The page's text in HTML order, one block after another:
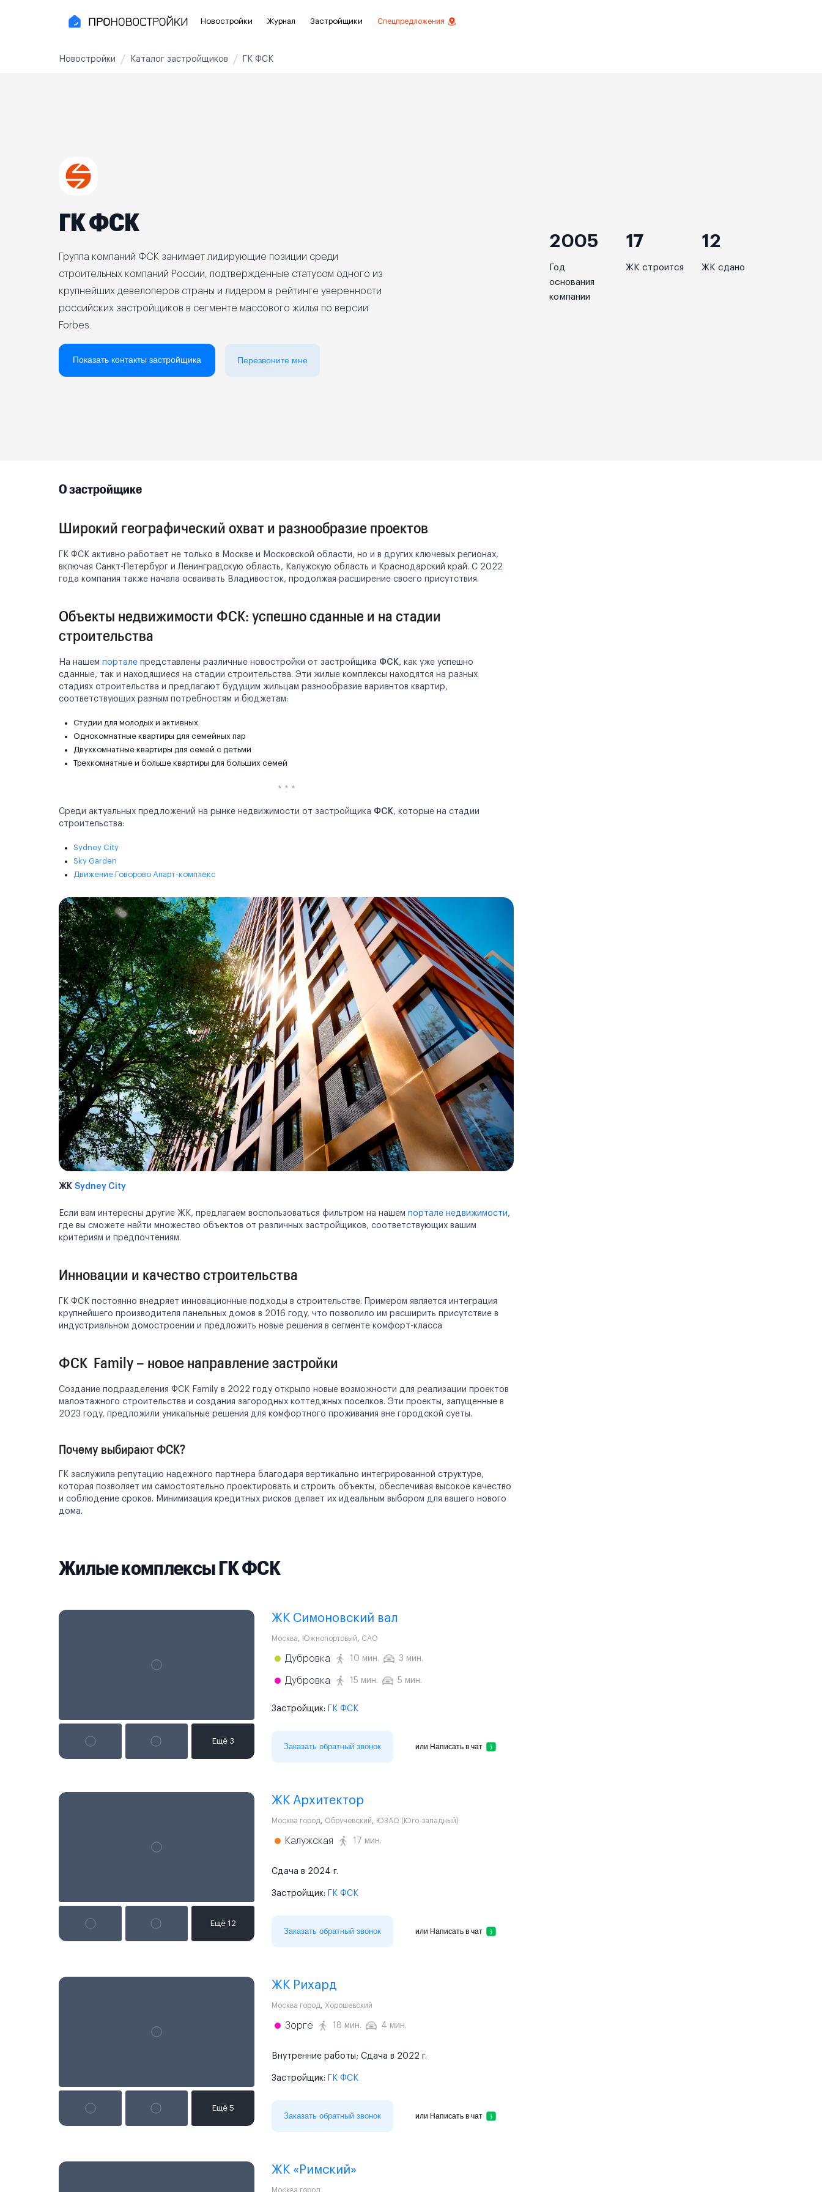
Новостройки
Рядом с МЦК
На карте
Реклама на сайте
Журнал Застройщики Спецпредложения
Новостройки Каталог застройщиков ГК ФСК
ГК ФСК
Группа компаний ФСК занимает лидирующие позиции среди
строительных компаний России, подтвержденные статусом одного из
крупнейших девелоперов страны и лидером в рейтинге уверенности
российских застройщиков в сегменте массового жилья по версии
Forbes.
Показать контакты застройщика Перезвоните мне
2005
Год
основания
компании
17
ЖК строится
12
ЖК сдано
О застройщике
Широкий географический охват и разнообразие проектов
ГК ФСК активно работает не только в Москве и Московской области, но и в других ключевых регионах,
включая Санкт-Петербург и Ленинградскую область, Калужскую область и Краснодарский край. С 2022
года компания также начала осваивать Владивосток, продолжая расширение своего присутствия.
Объекты недвижимости ФСК: успешно сданные и на стадии
строительства
На нашем портале представлены различные новостройки от застройщика ФСК, как уже успешно
сданные, так и находящиеся на стадии строительства. Эти жилые комплексы находятся на разных
стадиях строительства и предлагают будущим жильцам разнообразие вариантов квартир,
соответствующих разным потребностям и бюджетам:
Студии для молодых и активных
Однокомнатные квартиры для семейных пар
Двухкомнатные квартиры для семей с детьми
Трехкомнатные и больше квартиры для больших семей
Среди актуальных предложений на рынке недвижимости от застройщика ФСК, которые на стадии
строительства:
Sydney City
Sky Garden
Движение.Говорово Апарт-комплекс
ЖК Sydney City
Если вам интересны другие ЖК, предлагаем воспользоваться фильтром на нашем портале недвижимости,
где вы сможете найти множество объектов от различных застройщиков, соответствующих вашим
критериям и предпочтениям.
Инновации и качество строительства
ГК ФСК постоянно внедряет инновационные подходы в строительстве. Примером является интеграция
крупнейшего производителя панельных домов в 2016 году, что позволило им расширить присутствие в
индустриальном домостроении и предложить новые решения в сегменте комфорт-класса
ФСК Family – новое направление застройки
Создание подразделения ФСК Family в 2022 году открыло новые возможности для реализации проектов
малоэтажного строительства и создания загородных коттеджных поселков. Эти проекты, запущенные в
2023 году, предложили уникальные решения для комфортного проживания вне городской суеты.
Почему выбирают ФСК?
ГК заслужила репутацию надежного партнера благодаря вертикально интегрированной структуре,
которая позволяет им самостоятельно проектировать и строить объекты, обеспечивая высокое качество
и соблюдение сроков. Минимизация кредитных рисков делает их идеальным выбором для вашего нового
дома.
Жилые комплексы ГК ФСК
ЖК Симоновский вал
Москва, Южнопортовый, САО
Дубровка 10 мин. 3 мин.
Дубровка 15 мин. 5 мин.
Застройщик: ГК ФСК
Заказать обратный звонок или Написать в чат
ЖК Архитектор
Москва город, Обручевский, ЮЗАО (Юго-западный)
Калужская 17 мин.
Сдача в 2024 г.
Застройщик: ГК ФСК
Заказать обратный звонок или Написать в чат
ЖК Рихард
Москва город, Хорошевский
Зорге 18 мин. 4 мин.
Внутренние работы; Сдача в 2022 г.
Застройщик: ГК ФСК
Заказать обратный звонок или Написать в чат
ЖК «Римский»
Москва город